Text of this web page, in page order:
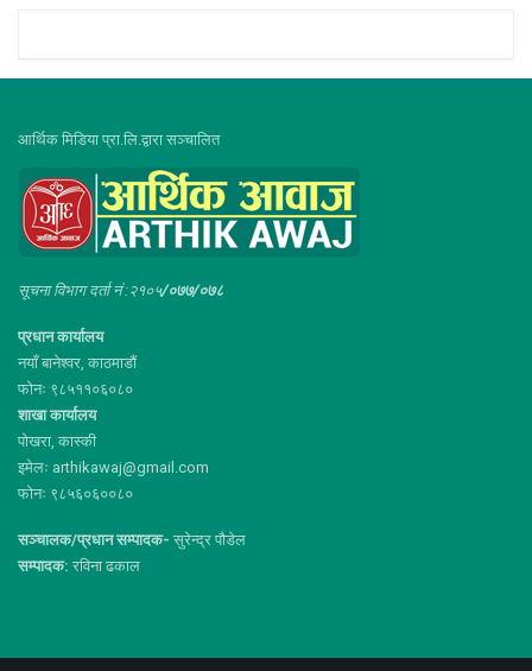
आर्थिक मिडिया प्रा.लि.द्वारा सञ्चालित
सूचना विभाग दर्ता नं :२१०५/०७७/०७८
प्रधान कार्यालय
नयाँ बानेश्वर, काठमाडौं
फोनः ९८५११०६०८०
शाखा कार्यालय
पोखरा, कास्की
इमेलः arthikawaj@gmail.com
फोनः ९८५६०६००८०
सञ्चालक/प्रधान सम्पादक- सुरेन्द्र पौडेल
सम्पादक: रविना ढकाल